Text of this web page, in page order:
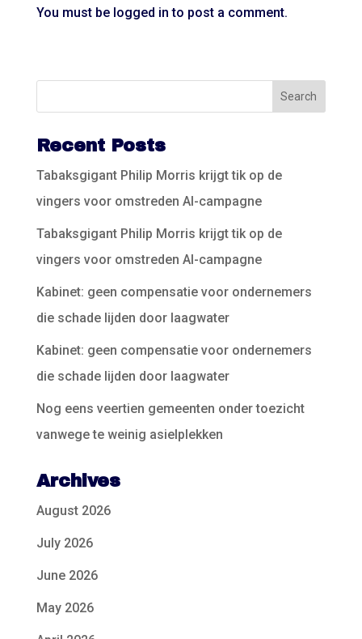
You must be logged in to post a comment.
Recent Posts
Tabaksgigant Philip Morris krijgt tik op de
vingers voor omstreden AI-campagne
Tabaksgigant Philip Morris krijgt tik op de
vingers voor omstreden AI-campagne
Kabinet: geen compensatie voor ondernemers
die schade lijden door laagwater
Kabinet: geen compensatie voor ondernemers
die schade lijden door laagwater
Nog eens veertien gemeenten onder toezicht
vanwege te weinig asielplekken
Archives
August 2026
July 2026
June 2026
May 2026